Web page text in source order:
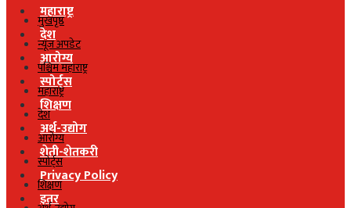
महाराष्ट्र
देश
आरोग्य
स्पोर्ट्स
शिक्षण
अर्थ-उद्योग
शेती-शेतकरी
Privacy Policy
इतर
मुखपृष्ठ
न्यूज अपडेट
पश्चिम महाराष्ट्र
महाराष्ट्र
देश
आरोग्य
स्पोर्ट्स
शिक्षण